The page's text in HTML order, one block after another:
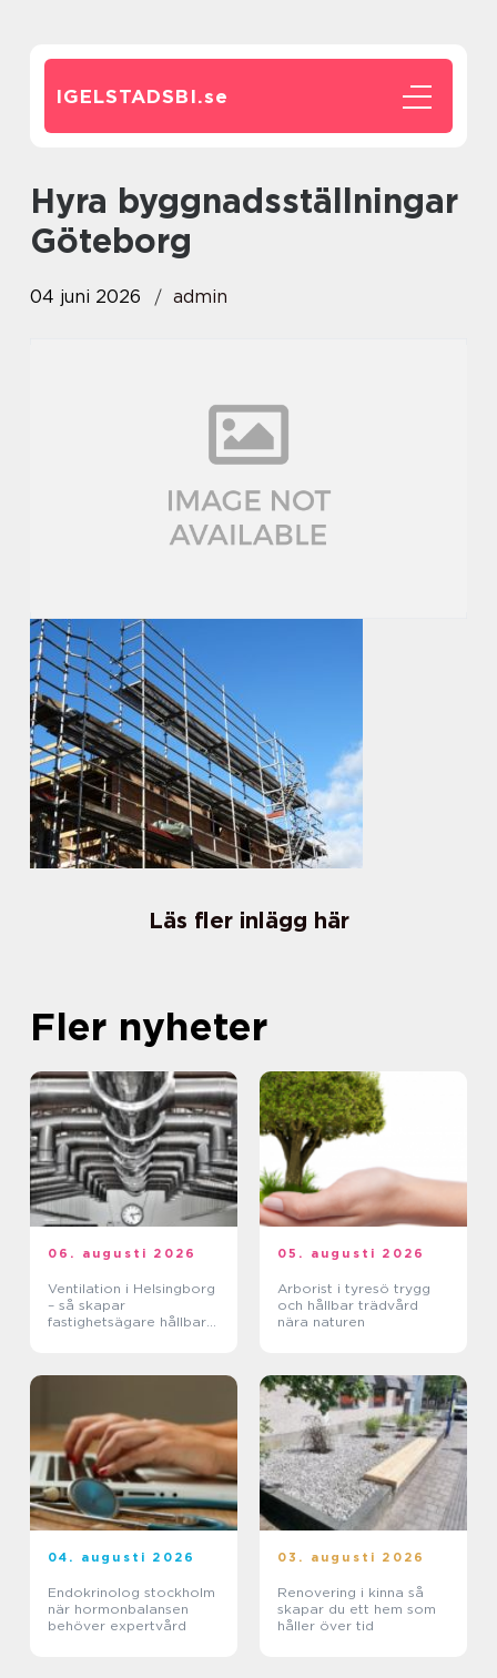
IGELSTADSBI.se
Hyra byggnadsställningar
Göteborg
04 juni 2026 admin
Läs fler inlägg här
Fler nyheter
06. augusti 2026
Ventilation i Helsingborg
– så skapar
fastighetsägare hållbara
05. augusti 2026
Arborist i tyresö trygg
och hållbar trädvård
nära naturen
04. augusti 2026
Endokrinolog stockholm
när hormonbalansen
behöver expertvård
03. augusti 2026
Renovering i kinna så
skapar du ett hem som
håller över tid